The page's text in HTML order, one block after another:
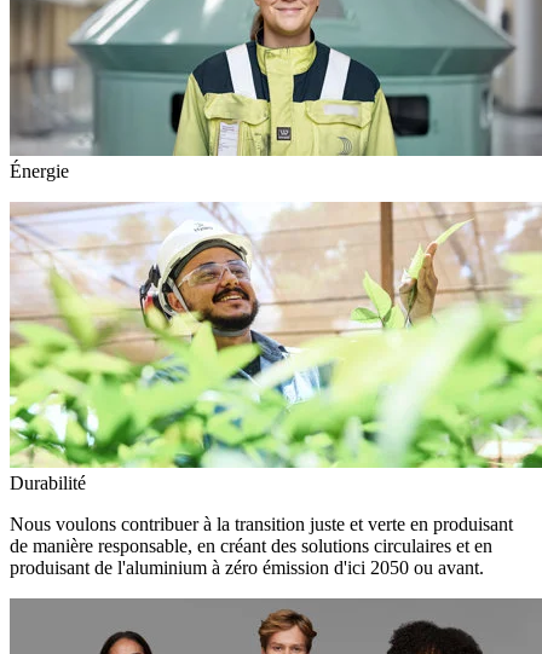
Énergie
Durabilité
Nous voulons contribuer à la transition juste et verte en produisant
de manière responsable, en créant des solutions circulaires et en
produisant de l'aluminium à zéro émission d'ici 2050 ou avant.